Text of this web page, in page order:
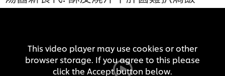
This video player may use cookies or other
browser storage. If you agree to this please
click the Accept button below.